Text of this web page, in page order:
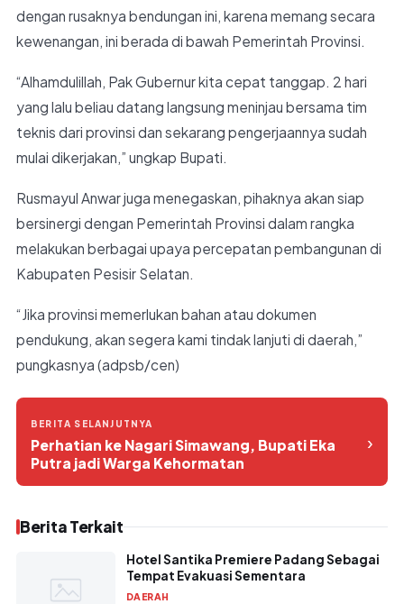
dengan rusaknya bendungan ini, karena memang secara
kewenangan, ini berada di bawah Pemerintah Provinsi.
“Alhamdulillah, Pak Gubernur kita cepat tanggap. 2 hari
yang lalu beliau datang langsung meninjau bersama tim
teknis dari provinsi dan sekarang pengerjaannya sudah
mulai dikerjakan,” ungkap Bupati.
Rusmayul Anwar juga menegaskan, pihaknya akan siap
bersinergi dengan Pemerintah Provinsi dalam rangka
melakukan berbagai upaya percepatan pembangunan di
Kabupaten Pesisir Selatan.
“Jika provinsi memerlukan bahan atau dokumen
pendukung, akan segera kami tindak lanjuti di daerah,”
pungkasnya (adpsb/cen)
BERITA SELANJUTNYA
Perhatian ke Nagari Simawang, Bupati Eka
Putra jadi Warga Kehormatan
›
Berita Terkait
Hotel Santika Premiere Padang Sebagai
Tempat Evakuasi Sementara
DAERAH